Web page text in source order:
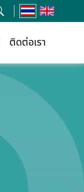
ติดต่อเรา